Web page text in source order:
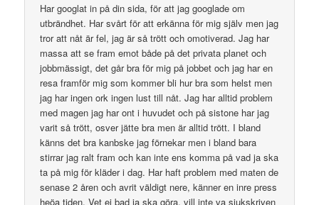
Har googlat in på din sida, för att jag googlade om
utbrändhet. Har svårt för att erkänna för mig själv men jag
tror att nåt är fel, jag är så trött och omotiverad. Jag har
massa att se fram emot både på det privata planet och
jobbmässigt, det går bra för mig på jobbet och jag har en
resa framför mig som kommer bli hur bra som helst men
jag har ingen ork ingen lust till nåt. Jag har alltid problem
med magen jag har ont i huvudet och på sistone har jag
varit så trött, osver jätte bra men är alltid trött. I bland
känns det bra kanbske jag förnekar men i bland bara
stirrar jag ralt fram och kan inte ens komma på vad ja ska
ta på mig för kläder i dag. Har haft problem med maten de
senase 2 åren och avrit väldigt nere, känner en inre press
heöa tiden. Vet ej bad ja ska göra, vill inte va sjukskriven